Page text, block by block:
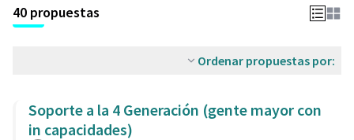
40 propuestas
Ordenar propuestas por:
Soporte a la 4 Generación (gente mayor con
in capacidades)